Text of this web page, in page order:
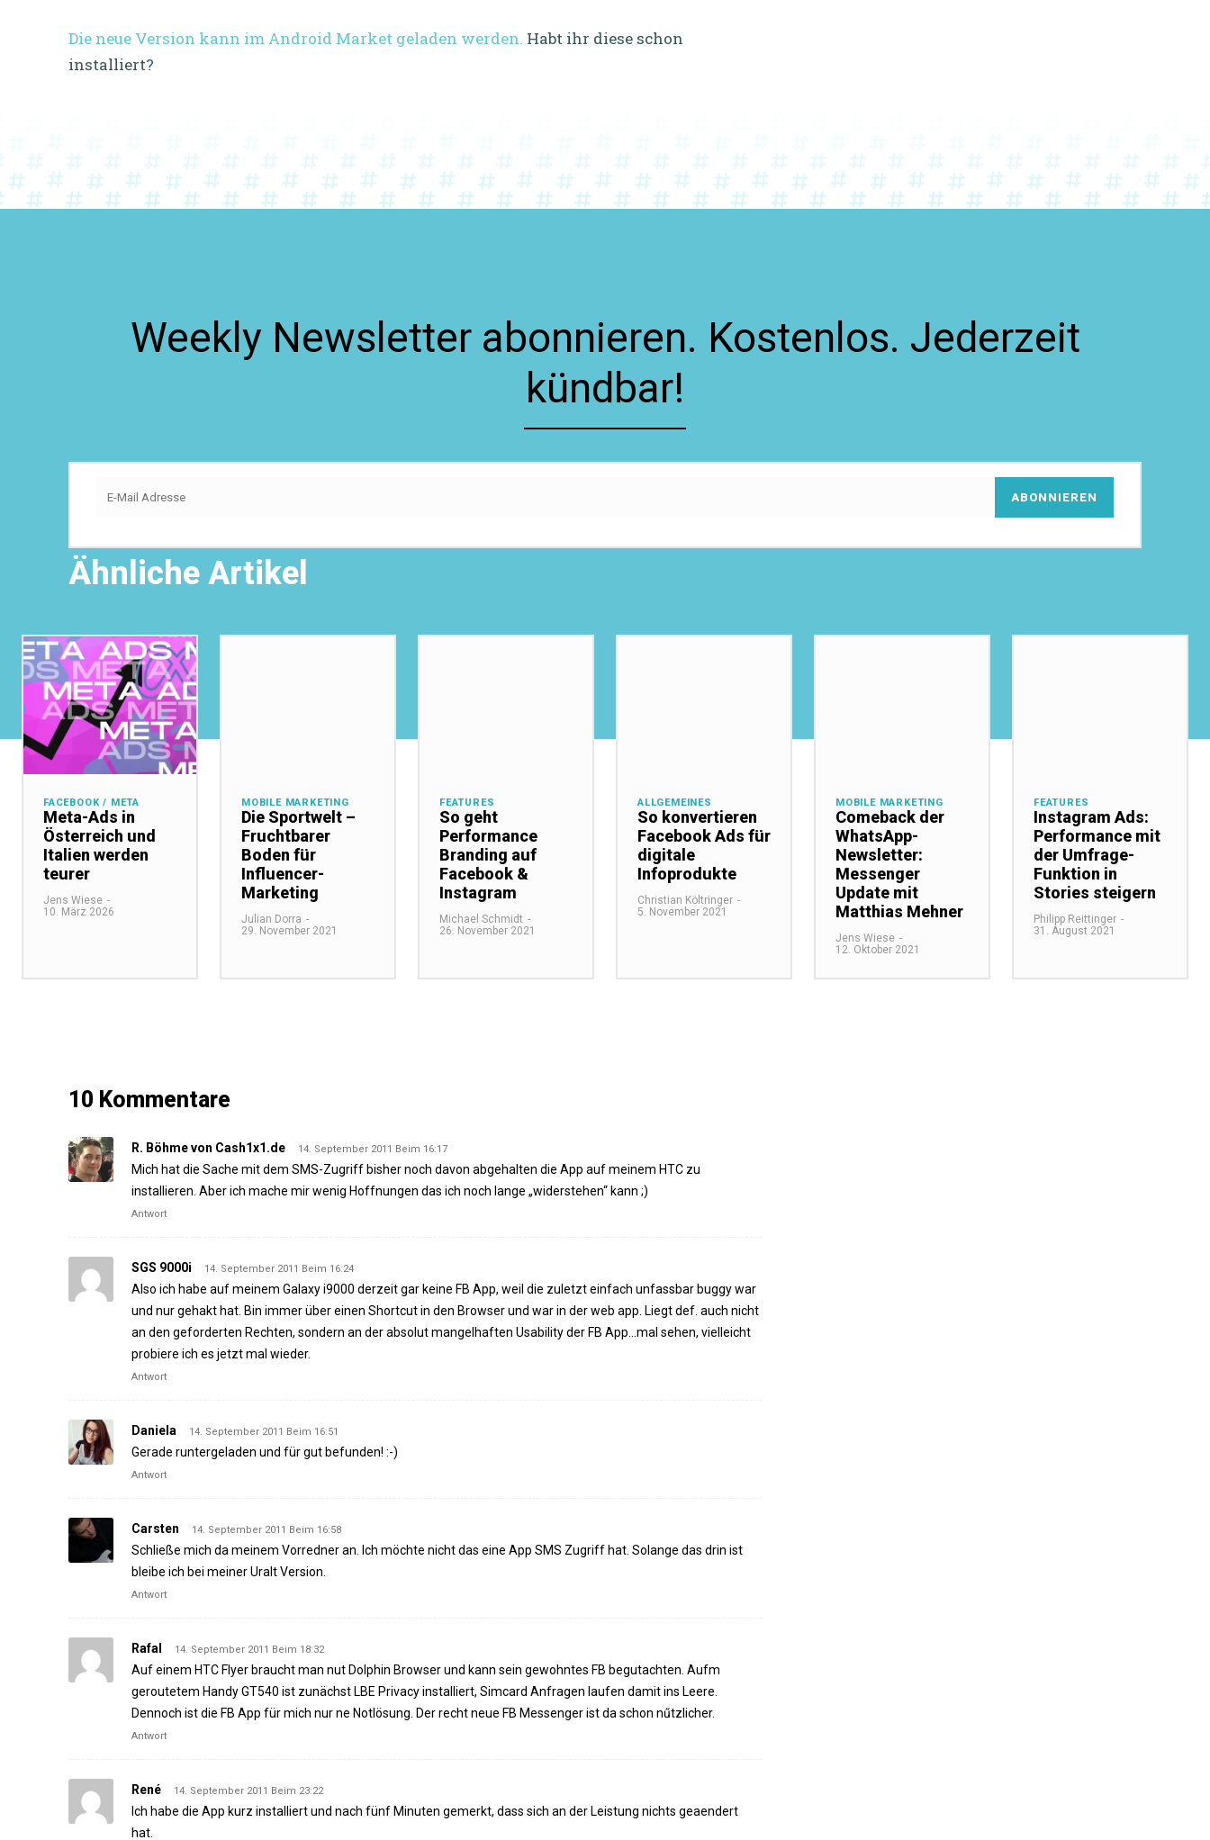
Die neue Version kann im Android Market geladen werden. Habt ihr diese schon
installiert?
Weekly Newsletter abonnieren. Kostenlos. Jederzeit
kündbar!
ABONNIEREN
Ähnliche Artikel
FACEBOOK / META
Meta-Ads in
Österreich und
Italien werden
teurer
Jens Wiese -
10. März 2026
MOBILE MARKETING
Die Sportwelt –
Fruchtbarer
Boden für
Influencer-
Marketing
Julian Dorra -
29. November 2021
FEATURES
So geht
Performance
Branding auf
Facebook &
Instagram
Michael Schmidt -
26. November 2021
ALLGEMEINES
So konvertieren
Facebook Ads für
digitale
Infoprodukte
Christian Költringer -
5. November 2021
MOBILE MARKETING
Comeback der
WhatsApp-
Newsletter:
Messenger
Update mit
Matthias Mehner
Jens Wiese -
12. Oktober 2021
FEATURES
Instagram Ads:
Performance mit
der Umfrage-
Funktion in
Stories steigern
Philipp Reittinger -
31. August 2021
10 Kommentare
R. Böhme von Cash1x1.de 14. September 2011 Beim 16:17
Mich hat die Sache mit dem SMS-Zugriff bisher noch davon abgehalten die App auf meinem HTC zu
installieren. Aber ich mache mir wenig Hoffnungen das ich noch lange „widerstehen“ kann ;)
Antwort
SGS 9000i 14. September 2011 Beim 16:24
Also ich habe auf meinem Galaxy i9000 derzeit gar keine FB App, weil die zuletzt einfach unfassbar buggy war
und nur gehakt hat. Bin immer über einen Shortcut in den Browser und war in der web app. Liegt def. auch nicht
an den geforderten Rechten, sondern an der absolut mangelhaften Usability der FB App…mal sehen, vielleicht
probiere ich es jetzt mal wieder.
Antwort
Daniela 14. September 2011 Beim 16:51
Gerade runtergeladen und für gut befunden! :-)
Antwort
Carsten 14. September 2011 Beim 16:58
Schließe mich da meinem Vorredner an. Ich möchte nicht das eine App SMS Zugriff hat. Solange das drin ist
bleibe ich bei meiner Uralt Version.
Antwort
Rafal 14. September 2011 Beim 18:32
Auf einem HTC Flyer braucht man nut Dolphin Browser und kann sein gewohntes FB begutachten. Aufm
geroutetem Handy GT540 ist zunächst LBE Privacy installiert, Simcard Anfragen laufen damit ins Leere.
Dennoch ist die FB App für mich nur ne Notlösung. Der recht neue FB Messenger ist da schon nűtzlicher.
Antwort
René 14. September 2011 Beim 23:22
Ich habe die App kurz installiert und nach fünf Minuten gemerkt, dass sich an der Leistung nichts geaendert
hat.